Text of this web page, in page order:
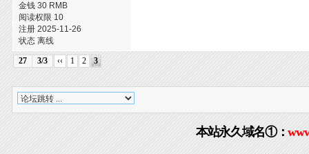
金钱 30 RMB
阅读权限 10
注册 2025-11-26
状态 离线
27 3/3 ‹‹ 1 2 3
本站永久域名①：